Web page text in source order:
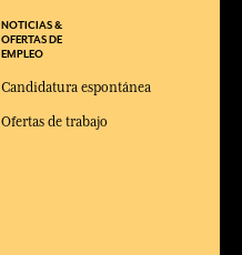
NOTICIAS &
OFERTAS DE
EMPLEO
Candidatura espontánea
Ofertas de trabajo